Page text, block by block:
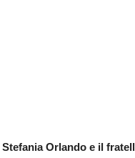
Stefania Orlando e il